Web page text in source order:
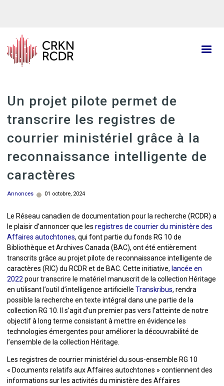
principal
Un projet pilote permet de
transcrire les registres de
courrier ministériel grâce à la
reconnaissance intelligente de
caractères
Annonces 01 octobre, 2024
Le Réseau canadien de documentation pour la recherche (RCDR) a
le plaisir d’annoncer que les registres de courrier du ministère des
Affaires autochtones, qui font partie du fonds RG 10 de
Bibliothèque et Archives Canada (BAC), ont été entièrement
transcrits grâce au projet pilote de reconnaissance intelligente de
caractères (RIC) du RCDR et de BAC. Cette initiative, lancée en
2022 pour transcrire le matériel manuscrit de la collection Héritage
en utilisant l’outil d’intelligence artificielle Transkribus, rendra
possible la recherche en texte intégral dans une partie de la
collection RG 10. Il s’agit d’un premier pas vers l’atteinte de notre
objectif à long terme consistant à mettre en évidence les
technologies émergentes pour améliorer la découvrabilité de
l’ensemble de la collection Héritage.
Les registres de courrier ministériel du sous-ensemble RG 10
« Documents relatifs aux Affaires autochtones » contiennent des
informations sur les activités du ministère des Affaires